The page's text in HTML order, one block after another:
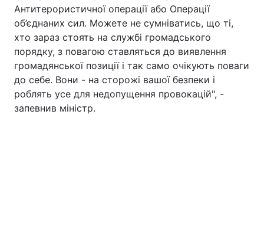
Антитерористичної операції або Операції
об’єднаних сил. Можете не сумніватись, що ті,
хто зараз стоять на службі громадського
порядку, з повагою ставляться до виявлення
громадянської позиції і так само очікують поваги
до себе. Вони - на сторожі вашої безпеки і
роблять усе для недопущення провокацій", -
запевнив міністр.